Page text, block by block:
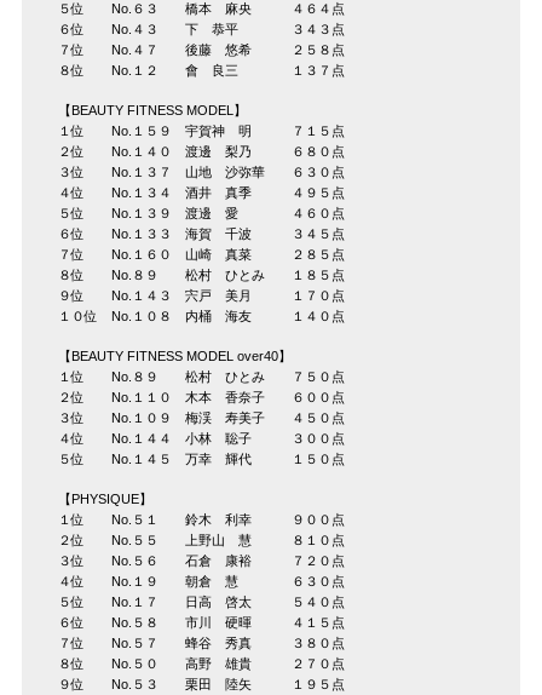
５位 No.６３ 橋本 麻央 ４６４点
６位 No.４３ 下 恭平 ３４３点
７位 No.４７ 後藤 悠希 ２５８点
８位 No.１２ 會 良三 １３７点
【BEAUTY FITNESS MODEL】
１位 No.１５９ 宇賀神 明 ７１５点
２位 No.１４０ 渡邊 梨乃 ６８０点
３位 No.１３７ 山地 沙弥華 ６３０点
４位 No.１３４ 酒井 真季 ４９５点
５位 No.１３９ 渡邊 愛 ４６０点
６位 No.１３３ 海賀 千波 ３４５点
７位 No.１６０ 山崎 真菜 ２８５点
８位 No.８９ 松村 ひとみ １８５点
９位 No.１４３ 宍戸 美月 １７０点
１０位 No.１０８ 内桶 海友 １４０点
【BEAUTY FITNESS MODEL over40】
１位 No.８９ 松村 ひとみ ７５０点
２位 No.１１０ 木本 香奈子 ６００点
３位 No.１０９ 梅渓 寿美子 ４５０点
４位 No.１４４ 小林 聡子 ３００点
５位 No.１４５ 万幸 輝代 １５０点
【PHYSIQUE】
１位 No.５１ 鈴木 利幸 ９００点
２位 No.５５ 上野山 慧 ８１０点
３位 No.５６ 石倉 康裕 ７２０点
４位 No.１９ 朝倉 慧 ６３０点
５位 No.１７ 日高 啓太 ５４０点
６位 No.５８ 市川 硬暉 ４１５点
７位 No.５７ 蜂谷 秀真 ３８０点
８位 No.５０ 高野 雄貴 ２７０点
９位 No.５３ 栗田 陸矢 １９５点